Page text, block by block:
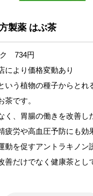
製薬 はぶ茶
ク 734円
により価格変動あり
いう植物の種子からとれ
茶です。
く、胃腸の働きを改善し
疲労や高血圧予防にも効
動を促すアントラキノン
善だけでなく健康茶とし